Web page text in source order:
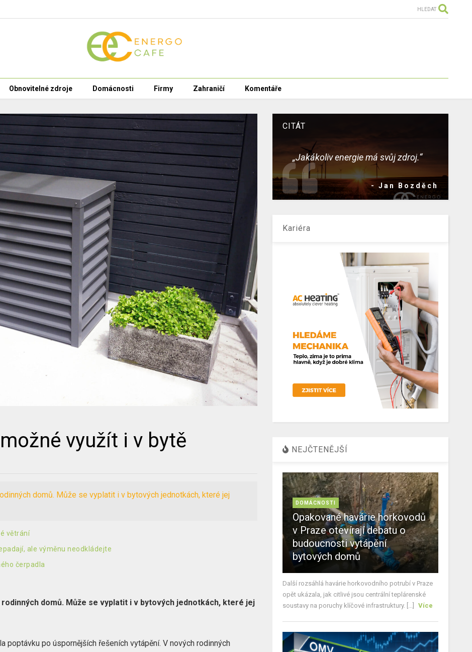
HLEDAT
Obnovitelné zdroje Domácnosti Firmy Zahraničí Komentáře
využít i v bytě
domů. Může se vyplatit i v bytových jednotkách, které jej
větrání
ale výměnu neodkládejte
čerpadla
domů. Může se vyplatit i v bytových jednotkách, které jej
poptávku po úspornějších řešeních vytápění. V nových rodinných
CITÁT
„Jakákoliv energie má svůj zdroj.“
- Jan Bozděch
Kariéra
NEJČTENĚJŠÍ
DOMÁCNOSTI
Opakované havárie horkovodů
v Praze otevírají debatu o
budoucnosti vytápění
bytových domů
Další rozsáhlá havárie horkovodního potrubí v Praze
opět ukázala, jak citlivé jsou centrální teplárenské
soustavy na poruchy klíčové infrastruktury. [...]
Více